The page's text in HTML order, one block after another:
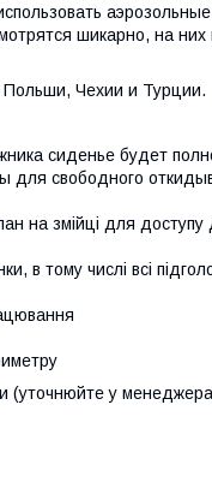
шикарно, на
Польши, Чехии и Турции.
сиденье будет
для свободного
на змійці для
в тому числі всі
(уточнюйте у